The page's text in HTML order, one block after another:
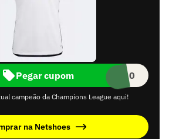
NCE10
Pegar cupom
campeão da Champions League aqui!
na Netshoes